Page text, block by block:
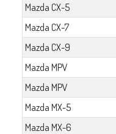
Mazda CX-5
Mazda CX-7
Mazda CX-9
Mazda MPV
Mazda MPV
Mazda MX-5
Mazda MX-6